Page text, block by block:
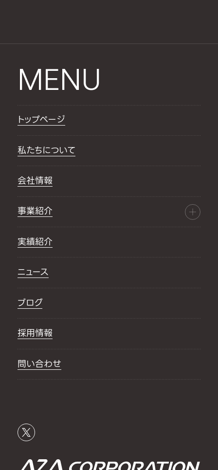
MENU
トップページ
私たちについて
会社情報
事業紹介
実績紹介
ニュース
ブログ
採用情報
問い合わせ